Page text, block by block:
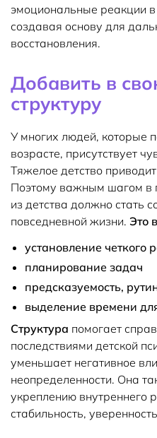
эмоциональные реакции
создавая основу для
восстановления.
Добавить в
структуру
У многих людей, которые
возрасте, присутствует
Тяжелое детство
Поэтому важным шагом в
из детства должно стать
повседневной жизни. Это
установление четкого
планирование задач
предсказуемость,
выделение времени
Структура помогает
последствиями детской
уменьшает негативное
неопределенности. Она
укреплению внутреннего
стабильность,